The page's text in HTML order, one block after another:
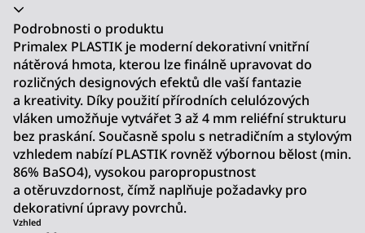
Akordeon se zhroutil
Podrobnosti o produktu
Primalex PLASTIK je moderní dekorativní vnitřní
nátěrová hmota, kterou lze finálně upravovat do
rozličných designových efektů dle vaší fantazie
a kreativity. Díky použití přírodních celulózových
vláken umožňuje vytvářet 3 až 4 mm reliéfní strukturu
bez praskání. Současně spolu s netradičním a stylovým
vzhledem nabízí PLASTIK rovněž výbornou bělost (min.
86% BaSO4), vysokou paropropustnost
a otěruvzdornost, čímž naplňuje požadavky pro
dekorativní úpravy povrchů.
Vzhled